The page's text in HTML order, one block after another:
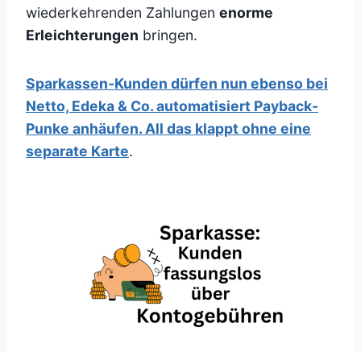
wiederkehrenden Zahlungen enorme
Erleichterungen bringen.
Sparkassen-Kunden dürfen nun ebenso bei
Netto, Edeka & Co. automatisiert Payback-
Punke anhäufen. All das klappt ohne eine
separate Karte.